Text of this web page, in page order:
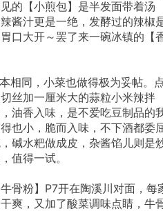
的【小煎包】是半发面带着汤
酱汁更是一绝，发酵过的辣椒
口大开～罢了来一碗冰镇的【
相同，小菜也做得极为妥帖。
丝加一厘米大的蒜粒小米辣拌
油香入味，是不爱吃豆制品的
也小，脆而入味，不下酒都委
碱水粑做成皮，杂酱馅儿则是
值得一试。
骨粉】P7开在陶溪川对面，每
爽，又加了酸菜调味点睛，牛